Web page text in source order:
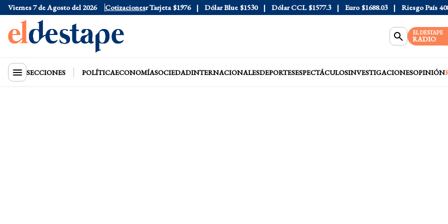
Viernes 7 de Agosto del 2026 Cotizaciones
Dólar Oficial $1520 Dólar Tarjeta $1976 Dólar Blue $1530 Dólar CCL $1577.3 Euro $1688.03 Riesgo País 408
EL DESTAPE
RADIO
SECCIONES POLÍTICAECONOMÍASOCIEDADINTERNACIONALESDEPORTESESPECTÁCULOSINVESTIGACIONESOPINIÓN